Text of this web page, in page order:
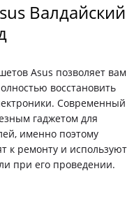
Валдайский
Asus позволяет вам
восстановить
Современный
гаджетом для
именно поэтому
к ремонту и используют
при его проведении.